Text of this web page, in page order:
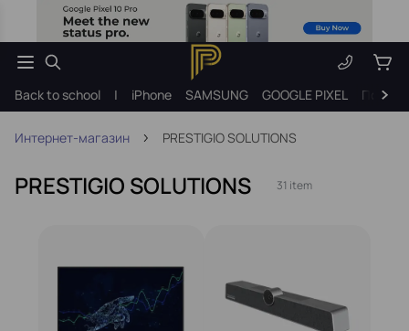
Back to school | iPhone SAMSUNG GOOGLE PIXEL
Интернет-магазин PRESTIGIO SOLUTIONS
PRESTIGIO SOLUTIONS 31 item